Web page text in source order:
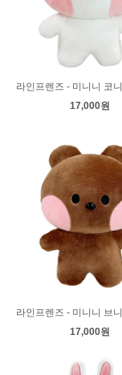
라인프렌즈 - 미니니 코
17,000원
라인프렌즈 - 미니니 브
17,000원